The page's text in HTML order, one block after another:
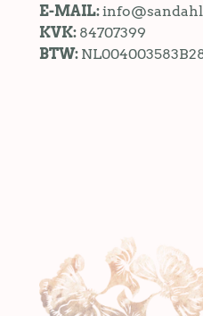
E-MAIL:
KVK: 84707399
BTW: